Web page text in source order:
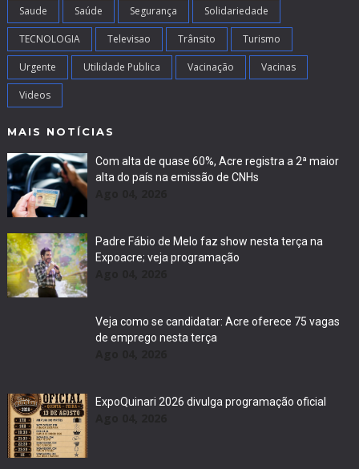
Saude Saúde Segurança Solidariedade
TECNOLOGIA Televisao Trânsito Turismo
Urgente Utilidade Publica Vacinação Vacinas
Videos
MAIS NOTÍCIAS
Com alta de quase 60%, Acre registra a 2ª maior
alta do país na emissão de CNHs
Padre Fábio de Melo faz show nesta terça na
Expoacre; veja programação
Veja como se candidatar: Acre oferece 75 vagas
de emprego nesta terça
ExpoQuinari 2026 divulga programação oficial